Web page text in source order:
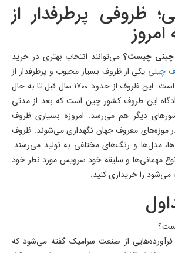
ظروفی پرطرفدار از
چیست؟ می‌توانند انتخاب بهتری در خرید
چینی یکی از ظروف بسیار محبوب و پرطرفدار از
گذشته تا به امروز بوده است. این ظروف از حدود ۱۷۰۰ سال قبل تا به حال
این ظروف کشور چین است که بعد از مدتی
دیگر هم می‌رسد. امروزه بسیاری ظروف
موزه‌های معروف جهان نگهداری می‌شوند. ظروف
مدل‌ها و رنگ‌های مختلفی به تولید می‌رسند.
مهمانی‌ها و سلیقه خود سرویس مورد نظر خود
می‌شود را خریداری کنید.
از صنعت سرامیک گفته می‌شود که